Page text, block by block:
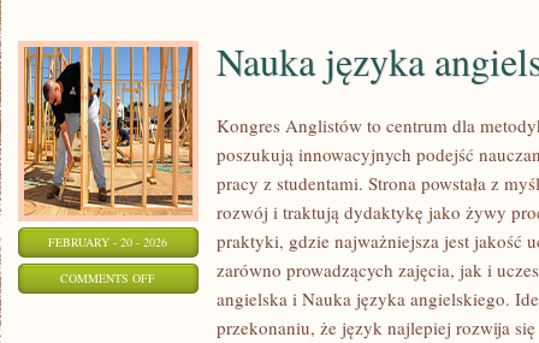
FEBRUARY - 20 - 2026
COMMENTS OFFON
Nauka języka
Kongres Anglistów to centrum dla
poszukują innowacyjnych podejść
pracy z studentami. Strona powstała z
rozwój i traktują dydaktykę jako żywy
praktyki, gdzie najważniejsza jest jakość
zarówno prowadzących zajęcia, jak i
angielska i Nauka języka angielskiego.
przekonaniu, że język najlepiej rozwija